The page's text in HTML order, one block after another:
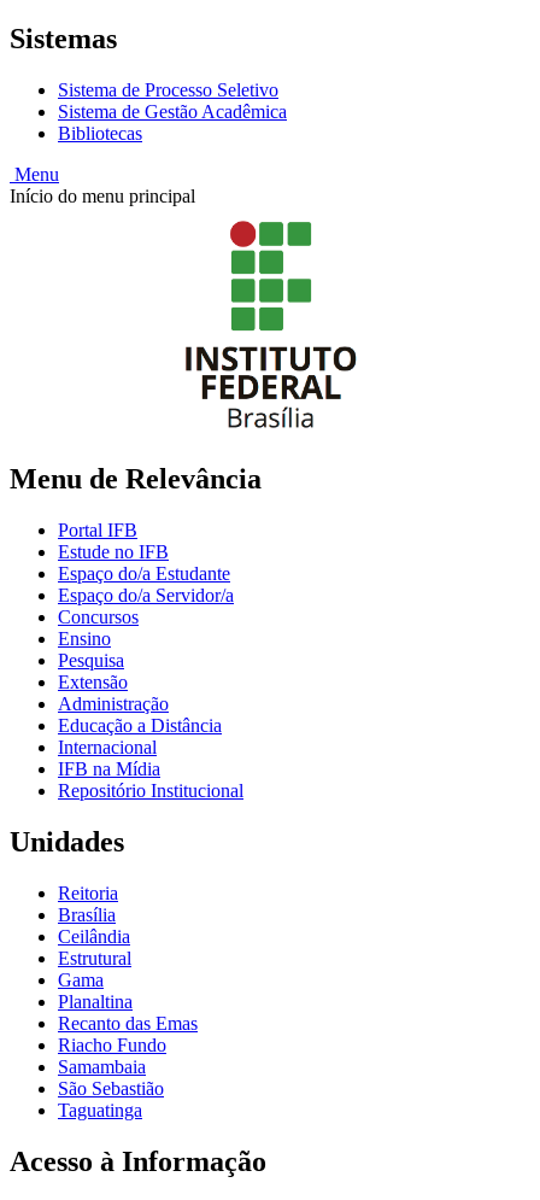
Sistemas
Sistema de Processo Seletivo
Sistema de Gestão Acadêmica
Bibliotecas
Menu
Início do menu principal
Menu de Relevância
Portal IFB
Estude no IFB
Espaço do/a Estudante
Espaço do/a Servidor/a
Concursos
Ensino
Pesquisa
Extensão
Administração
Educação a Distância
Internacional
IFB na Mídia
Repositório Institucional
Unidades
Reitoria
Brasília
Ceilândia
Estrutural
Gama
Planaltina
Recanto das Emas
Riacho Fundo
Samambaia
São Sebastião
Taguatinga
Acesso à Informação